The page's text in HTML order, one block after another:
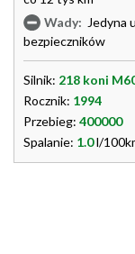
Wady: Jedyna
bezpieczników
Silnik: 218 koni
Rocznik: 1994
Przebieg: 400000
Spalanie: 1.0l/